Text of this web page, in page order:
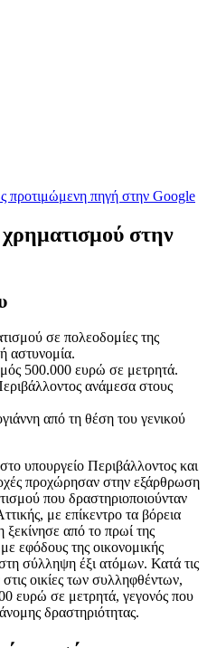
προτιμώμενη πηγή στην Google
στην
σε πολεοδομίες της
αστυνομία.
500.000 ευρώ σε μετρητά.
ανάμεσα στους
από τη θέση του γενικού
υπουργείο Περιβάλλοντος και
προχώρησαν στην εξάρθρωση
που δραστηριοποιούνταν
με επίκεντρο τα βόρεια
ξεκίνησε από το πρωί της
εφόδους της οικονομικής
σύλληψη έξι ατόμων. Κατά τις
οικίες των συλληφθέντων,
ευρώ σε μετρητά, γεγονός που
δραστηριότητας.